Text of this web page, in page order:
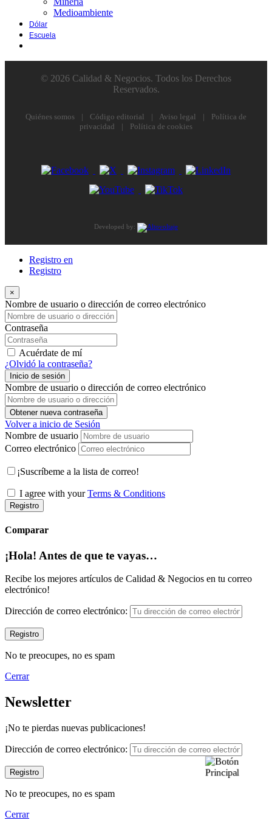
Medioambiente
Dólar
Escuela
© 2026 Calidad & Negocios. Todos los Derechos
Reservados.
Quiénes somos | Código editorial | Aviso legal |
Política de
privacidad
| Política de cookies
Developed by:
Registro en
Registro
×
Nombre de usuario o dirección de correo electrónico
Contraseña
Acuérdate de mí
¿Olvidó la contraseña?
Inicio de sesión
Nombre de usuario o dirección de correo electrónico
Obtener nueva contraseña
Volver a inicio de Sesión
Nombre de usuario
Correo electrónico
¡Suscríbeme a la lista de correo!
I agree with yourTerms & Conditions
Registro
Comparar
¡Hola! Antes de que te vayas…
Recibe los mejores artículos de Calidad & Negocios en tu correo
electrónico!
Dirección de correo electrónico:
No te preocupes, no es spam
Cerrar
Newsletter
¡No te pierdas nuevas publicaciones!
Dirección de correo electrónico:
No te preocupes, no es spam
Cerrar